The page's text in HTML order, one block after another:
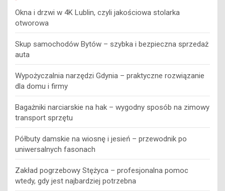
Okna i drzwi w 4K Lublin, czyli jakościowa stolarka
otworowa
Skup samochodów Bytów – szybka i bezpieczna sprzedaż
auta
Wypożyczalnia narzędzi Gdynia – praktyczne rozwiązanie
dla domu i firmy
Bagażniki narciarskie na hak – wygodny sposób na zimowy
transport sprzętu
Półbuty damskie na wiosnę i jesień – przewodnik po
uniwersalnych fasonach
Zakład pogrzebowy Stężyca – profesjonalna pomoc
wtedy, gdy jest najbardziej potrzebna